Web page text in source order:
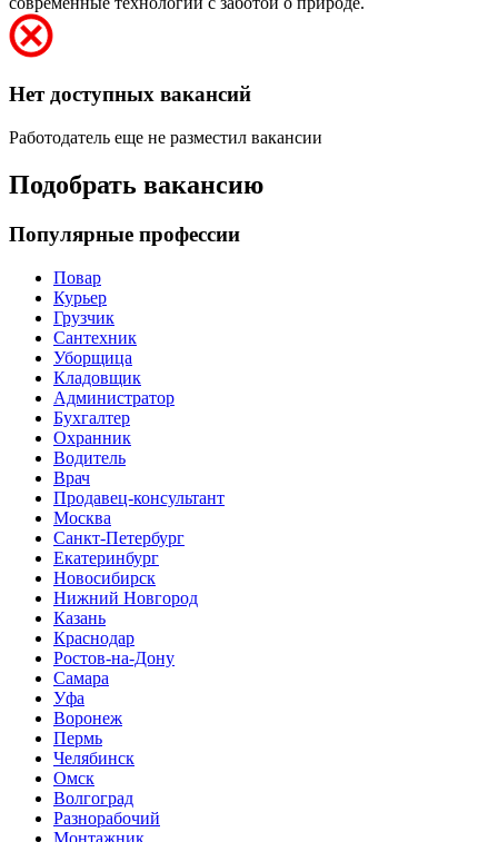
Нет доступных вакансий
Работодатель еще не разместил вакансии
Подобрать вакансию
Популярные профессии
Повар
Курьер
Грузчик
Сантехник
Уборщица
Кладовщик
Администратор
Бухгалтер
Охранник
Водитель
Врач
Продавец-консультант
Москва
Санкт-Петербург
Екатеринбург
Новосибирск
Нижний Новгород
Казань
Краснодар
Ростов-на-Дону
Самара
Уфа
Воронеж
Пермь
Челябинск
Омск
Волгоград
Разнорабочий
Монтажник